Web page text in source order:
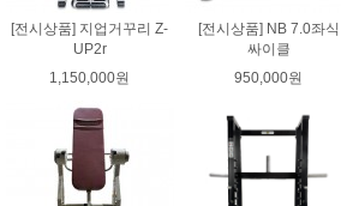
[전시상품] 지업거꾸리 Z-
UP2r
1,150,000원
[전시상품] NB 7.0좌식
싸이클
950,000원